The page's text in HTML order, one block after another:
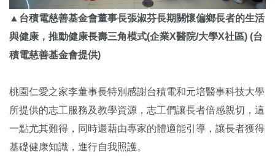
▲台積電慈善基金會董事長張淑芬長期關懷偏鄉長者的生活
與健康，推動健康長壽三角模式(企業X醫院/大學X社區) (台
積電慈善基金會提供)
桃園仁愛之家李董事長特別感謝台積電和元培醫事科技大學
所提供的志工服務及教學資源，志工們讓長者倍感親切，這
一點尤其難得，同時還藉由專家的體適能引導，讓長者獲得
基礎健康知識，進行自我照護。